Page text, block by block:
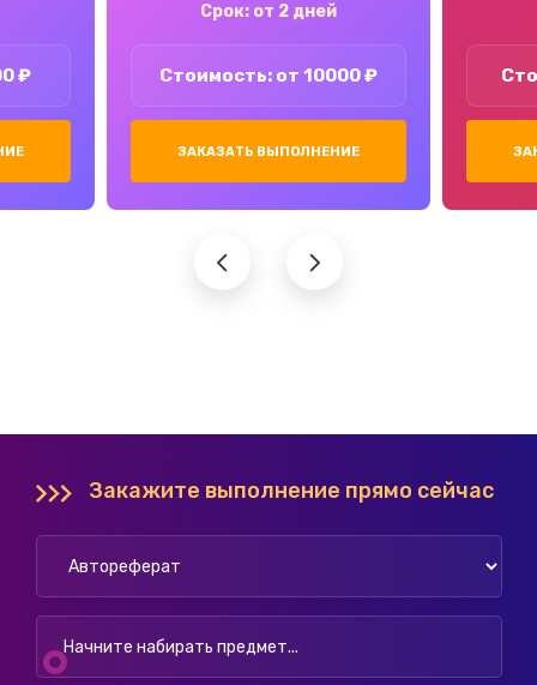
₽
Срок: от 2 дней
Стоимость: от 10000 ₽
ЗАКАЗАТЬ ВЫПОЛНЕНИЕ
Закажите выполнение прямо сейчас